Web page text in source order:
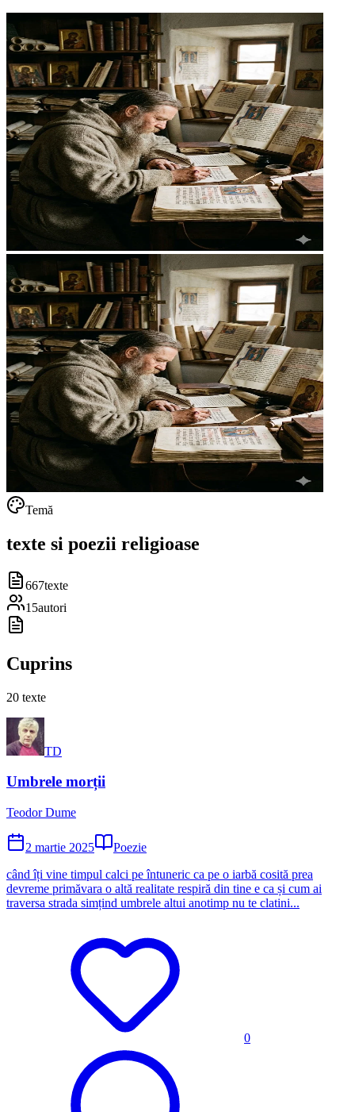
Temă
texte si poezii religioase
667texte
15autori
Cuprins
20 texte
TD
Umbrele morții
Teodor Dume
2 martie 2025
Poezie
când îți vine timpul calci pe întuneric ca pe o iarbă cosită prea
devreme primăvara o altă realitate respiră din tine e ca și cum ai
traversa strada simțind umbrele altui anotimp nu te clatini...
0